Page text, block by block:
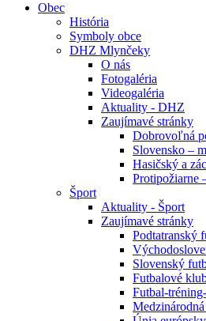
Obec
História
Symboly obce
DHZ Mlynčeky
O nás
Fotogaléria
Videogaléria
Aktuality - DHZ
Zaujímavé stránky
Dobrovoľná
Slovensko –
Hasičský a
Protipožiarne
Šport
Aktuality - Šport
Zaujímavé stránky
Podtatranský
Slovenský
Futbalové
Futbal-